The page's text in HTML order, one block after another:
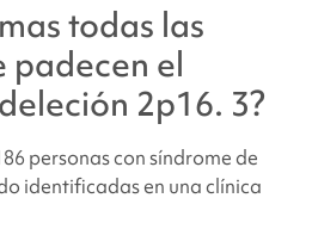
todas las
padecen el
deleción 2p16. 3?
personas consíndrome de
identificadas en una clínica